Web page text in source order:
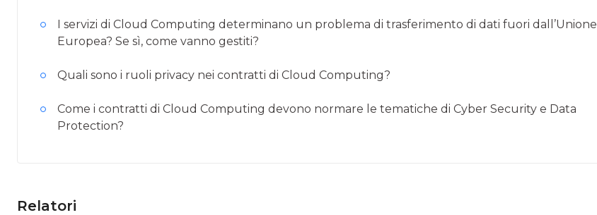
I servizi di Cloud Computing determinano un problema di trasferimento di dati fuori dall’Unione
Europea? Se sì, come vanno gestiti?
Quali sono i ruoli privacy nei contratti di Cloud Computing?
Come i contratti di Cloud Computing devono normare le tematiche di Cyber Security e Data
Protection?
Relatori